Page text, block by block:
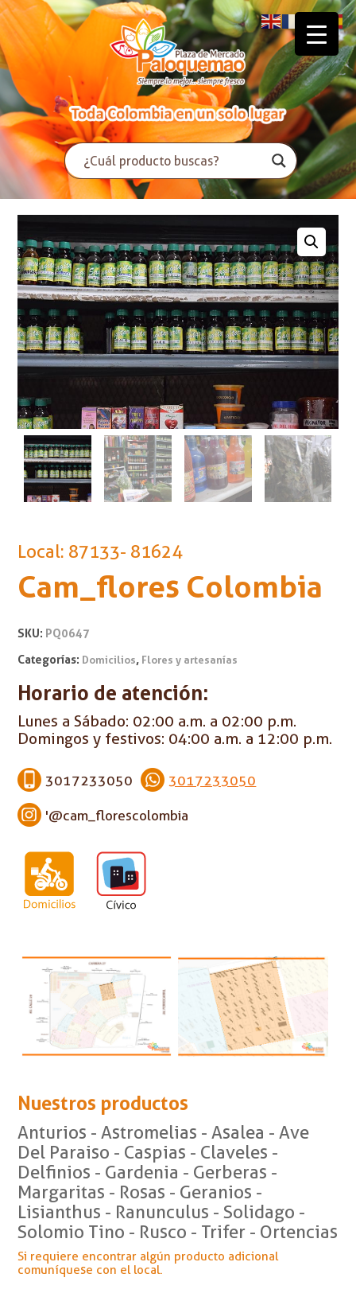
Local: 87133- 81624
Cam_flores Colombia
SKU: PQ0647
Categorías: Domicilios, Flores y artesanías
Horario de atención:
Lunes a Sábado: 02:00 a.m. a 02:00 p.m.
Domingos y festivos: 04:00 a.m. a 12:00 p.m.
3017233050 3017233050
'@cam_florescolombia
Nuestros productos
Anturios - Astromelias - Asalea - Ave
Del Paraiso - Caspias - Claveles -
Delfinios - Gardenia - Gerberas -
Margaritas - Rosas - Geranios -
Lisianthus - Ranunculus - Solidago -
Solomio Tino - Rusco - Trifer - Ortencias
Si requiere encontrar algún producto adicional
comuníquese con el local.